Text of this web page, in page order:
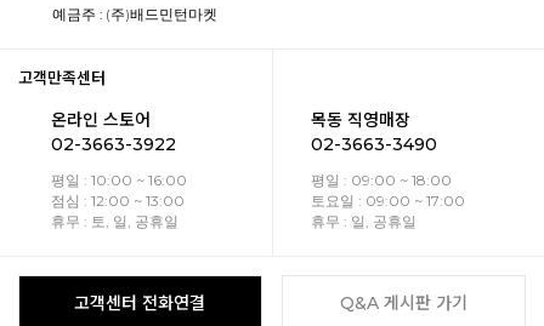
예금주 : (주)배드민턴마켓
고객만족센터
온라인 스토어
02-3663-3922
평일 : 10:00 ~ 16:00
점심 : 12:00 ~ 13:00
휴무 : 토, 일, 공휴일
목동 직영매장
02-3663-3490
평일 : 09:00 ~ 18:00
토요일 : 09:00 ~ 17:00
휴무 : 일, 공휴일
고객센터 전화연결 Q&A 게시판 가기